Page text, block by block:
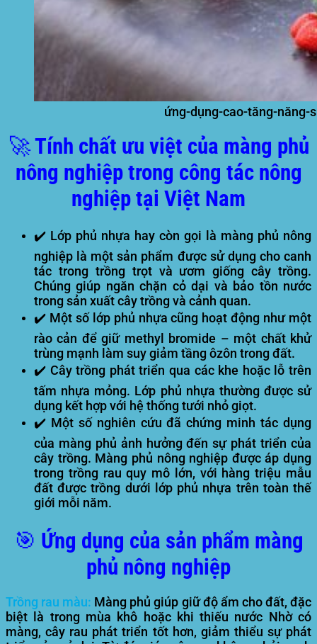
ứng-dụng-cao-tăng-
🚀 Tính chất ưu việt của màng phủ
nông nghiệp trong công tác nông
nghiệp tại Việt Nam
✔️ Lớp phủ nhựa hay còn gọi là màng phủ nông
nghiệp là một sản phẩm được sử dụng cho canh
tác trong trồng trọt và ươm giống cây trồng.
Chúng giúp ngăn chặn cỏ dại và bảo tồn nước
trong sản xuất cây trồng và cảnh quan.
✔️ Một số lớp phủ nhựa cũng hoạt động như một
rào cản để giữ methyl bromide – một chất khử
trùng mạnh làm suy giảm tầng ôzôn trong đất.
✔️ Cây trồng phát triển qua các khe hoặc lỗ trên
tấm nhựa mỏng. Lớp phủ nhựa thường được sử
dụng kết hợp với hệ thống tưới nhỏ giọt.
✔️ Một số nghiên cứu đã chứng minh tác dụng
của màng phủ ảnh hưởng đến sự phát triển của
cây trồng. Màng phủ nông nghiệp được áp dụng
trong trồng rau quy mô lớn, với hàng triệu mẫu
đất được trồng dưới lớp phủ nhựa trên toàn thế
giới mỗi năm.
🎯 Ứng dụng của sản phẩm màng
phủ nông nghiệp
Trồng rau màu: Màng phủ giúp giữ độ ẩm cho đất, đặc
biệt là trong mùa khô hoặc khi thiếu nước Nhờ có
màng, cây rau phát triển tốt hơn, giảm thiểu sự phát